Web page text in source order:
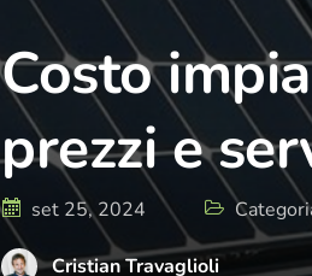
Costo
prezzi e
set 25, 2024
Cristian Travaglioli